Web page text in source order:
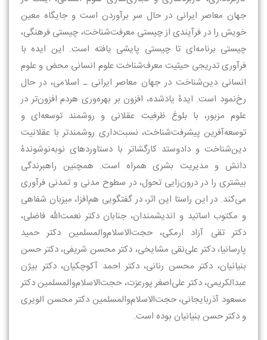
جهان معاصر ایرانی در حال سر برآوردن است و جایگاه معین
خویش را در فرآیندی از چیستی معرفت‌شناخت، چیستی فرهنگی،
چیستی برنامه‌ای تا چیستی پایشی یافته است. این ایده با
فرآوری تدریجی حیثیت معرف‌شناخت علوم انسانی محض و علوم
انسانی دین‌شناخت در جهان معاصر ایرانی ـ اسلامی، در حال
رخ‌نمود است. ایدۀ یادشده، افزون بر بهره‌وری هردم افزون‌تر در
علوم مزبور، با بلوغ ظرفیت عقلانی و روشمند توسعه‌ای و
توسعه‌آفرین پیشرفت‌شناخت، نسبت‌داری روشمندتر با عقلانیت
دین‌شناخت و دادوستد کارگشاتر با دستاوردهای نوبه‌نوشوندۀ
دانش و مدیریت بشری همراه است. همچنین راهبرندگی
بیشتری را در درون‌زایی تحول، در سطوح مدنی و تمدنی فرآوری
می‌کند. در این راستا این اثر، در گفتگویی هم‌افزا، میزبان شفاهی
و مکتوب اساتید و اندیشمندان، جنابان دکتر نعمت‌الله فاضلی،
دکتر تقی آزاد ارمکی، حجت‌الاسلام‌والمسلمین دکتر حمید
پارسانیا، دکتر علی‌نقی مشایخی، دکتر محسن شریفی، دکتر حسن
بنیانیان، دکتر محسن رنانی، دکتر احمد آکوچکیان، دکتر بیژن
عبدالکریمی، دکتر علی‌اصغر پورعزت، حجت‌الاسلام‌والمسلمین دکتر
مسعود آذربایجانی، حجت‌الاسلام‌والمسلمین دکتر محسن الویری
و دکتر حسن بنیانیان بوده است.